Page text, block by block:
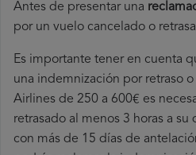
Antes de presentar una
por un vuelo cancelado o
Es importante tener en cuenta
una indemnización por retraso
Airlines de 250 a 600€ es
retrasado al menos 3 horas a su
con más de 15 días de